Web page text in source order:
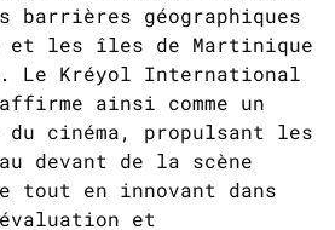
géographiques
et les îles de Martinique
Le Kréyol International
ainsi comme un
du cinéma, propulsant les
devant de la scène
tout en innovant dans
et